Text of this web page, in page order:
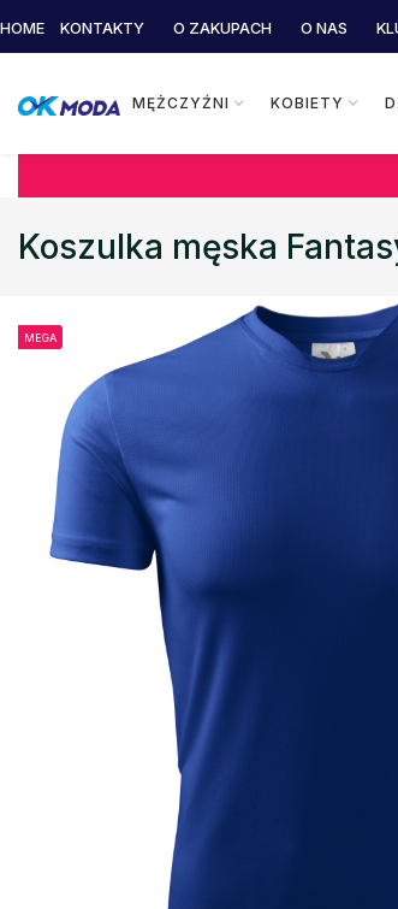
HOME KONTAKTY O ZAKUPACH O NAS
MĘŻCZYŹNI KOBIETY
Koszulka męska
MEGA